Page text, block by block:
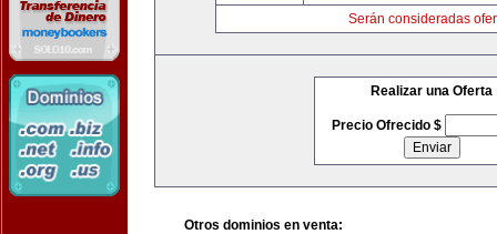
Serán consideradas
Realizar una Oferta
Precio Ofrecido $
Otros dominios en venta: